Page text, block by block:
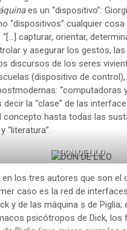
es un “dispositivo”:
“dispositivos” cualquier
capturar, orientar,
y asegurar los gestos,
discursos de los seres
(dispositivo de
“computadoras
decir la “clase” de las
concepto hasta todas las
“literatura”.
DON DE LILO
los tres autores que son el
caso es la red de
y de las máquina s de Piglia;
psicótropos de Dick, los